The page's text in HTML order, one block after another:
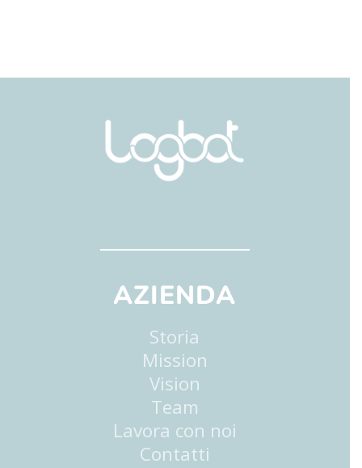
AZIENDA
Storia
Mission
Vision
Team
Lavora con noi
Contatti